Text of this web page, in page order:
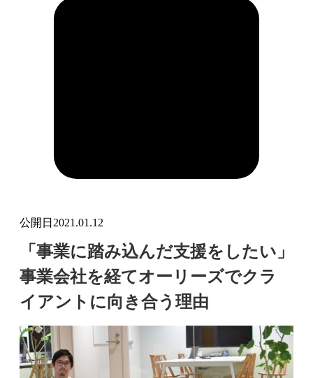
公開日 2021.01.12
「事業に踏み込んだ支援をしたい」
事業会社を経てオーリーズでクラ
イアントに向き合う理由